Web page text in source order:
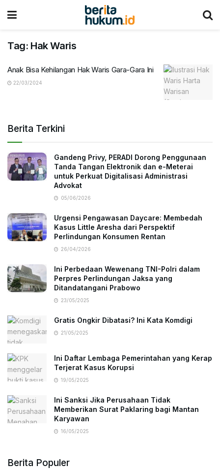
Tag: Hak Waris
Anak Bisa Kehilangan Hak Waris Gara-Gara Ini
22/03/2024
Berita Terkini
Gandeng Privy, PERADI Dorong Penggunaan
Tanda Tangan Elektronik dan e-Meterai
untuk Perkuat Digitalisasi Administrasi
Advokat
05/06/2026
Urgensi Pengawasan Daycare: Membedah
Kasus Little Aresha dari Perspektif
Perlindungan Konsumen Rentan
26/04/2026
Ini Perbedaan Wewenang TNI-Polri dalam
Perpres Perlindungan Jaksa yang
Ditandatangani Prabowo
23/05/2025
Gratis Ongkir Dibatasi? Ini Kata Komdigi
21/05/2025
Ini Daftar Lembaga Pemerintahan yang Kerap
Terjerat Kasus Korupsi
19/05/2025
Ini Sanksi Jika Perusahaan Tidak
Memberikan Surat Paklaring bagi Mantan
Karyawan
16/05/2025
Berita Populer